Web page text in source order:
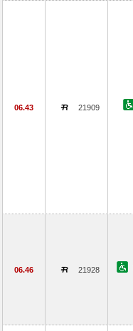
06.43 21909
06.46 21928